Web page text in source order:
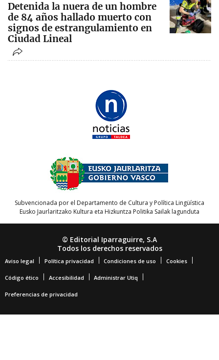
Detenida la nuera de un hombre
de 84 años hallado muerto con
signos de estrangulamiento en
Ciudad Lineal
Subvencionada por el Departamento de Cultura y Política Lingüística
Eusko Jaurlaritzako Kultura eta Hizkuntza Politika Sailak lagunduta
© Editorial Iparraguirre, S.A
Todos los derechos reservados
Aviso legal Política privacidad Condiciones de uso Cookies
Código ético Accesibilidad Administrar Utiq
Preferencias de privacidad